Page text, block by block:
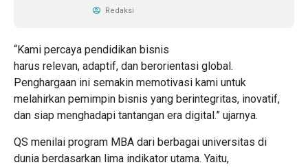
Redaksi
“Kami percaya pendidikan bisnis
harus relevan, adaptif, dan berorientasi global.
Penghargaan ini semakin memotivasi kami untuk
melahirkan pemimpin bisnis yang berintegritas, inovatif,
dan siap menghadapi tantangan era digital.” ujarnya.
QS menilai program MBA dari berbagai universitas di
dunia berdasarkan lima indikator utama. Yaitu,